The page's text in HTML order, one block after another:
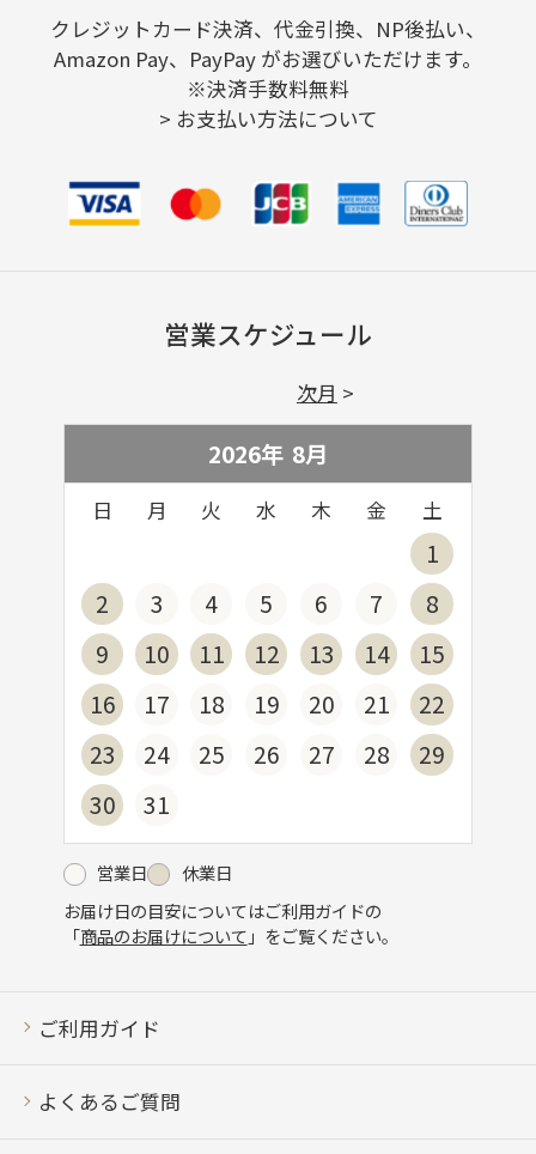
クレジットカード決済、代金引換、NP後払い、
Amazon Pay、PayPay がお選びいただけます。
※決済手数料無料
> お支払い方法について
営業スケジュール
2026年 8月
日 月 火 水 木 金 土
1
2
3 4 5 6 7
8
9
10 11 12 13 14
15
16
17 18 19 20 21
22
23
24 25 26 27 28
29
30
31
次月
営業日
休業日
お届け日の目安についてはご利用ガイドの
「商品のお届けについて 」をご覧ください。
ご利用ガイド
よくあるご質問